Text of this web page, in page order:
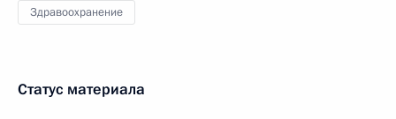
Здравоохранение
Статус материала